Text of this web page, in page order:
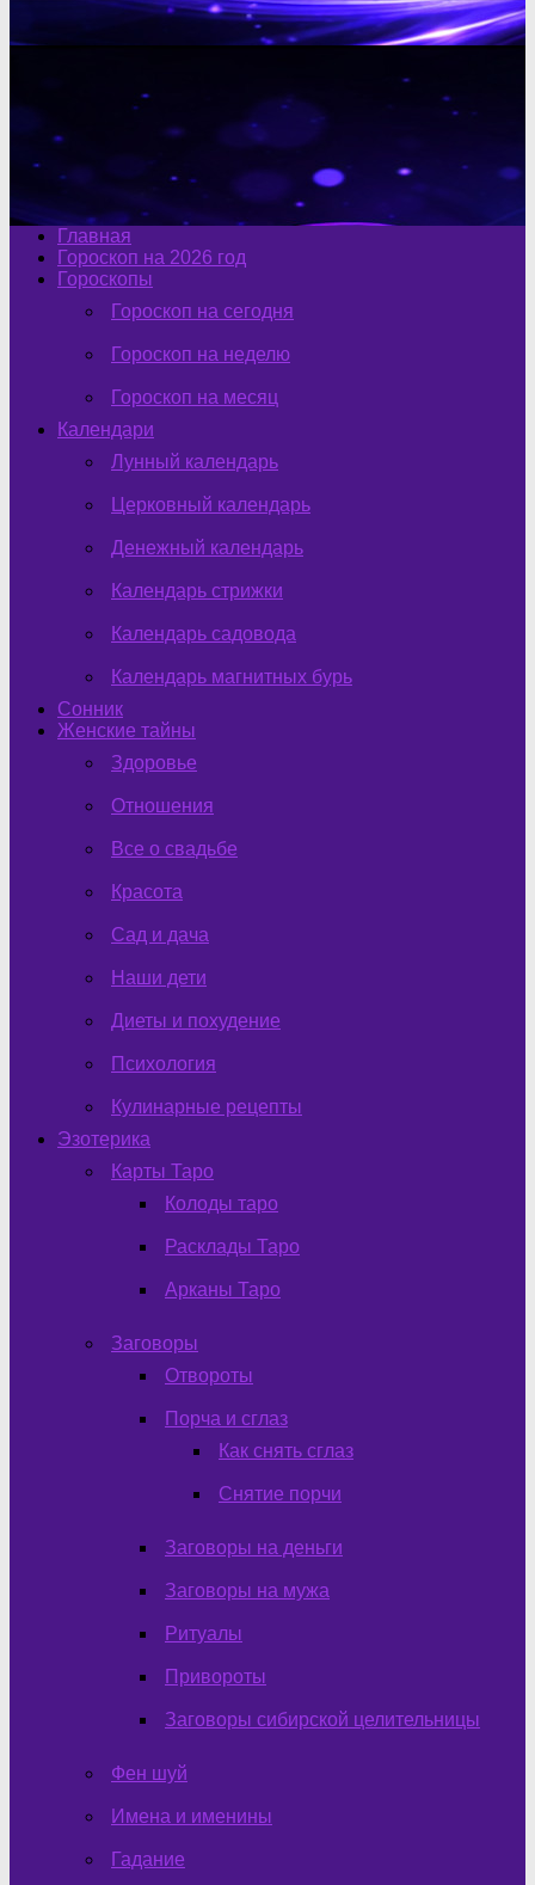
Главная
Гороскоп на 2026 год
Гороскопы
Гороскоп на сегодня
Гороскоп на неделю
Гороскоп на месяц
Календари
Лунный календарь
Церковный календарь
Денежный календарь
Календарь стрижки
Календарь садовода
Календарь магнитных бурь
Сонник
Женские тайны
Здоровье
Отношения
Все о свадьбе
Красота
Сад и дача
Наши дети
Диеты и похудение
Психология
Кулинарные рецепты
Эзотерика
Карты Таро
Колоды таро
Расклады Таро
Арканы Таро
Заговоры
Отвороты
Порча и сглаз
Как снять сглаз
Снятие порчи
Заговоры на деньги
Заговоры на мужа
Ритуалы
Привороты
Заговоры сибирской целительницы
Фен шуй
Имена и именины
Гадание